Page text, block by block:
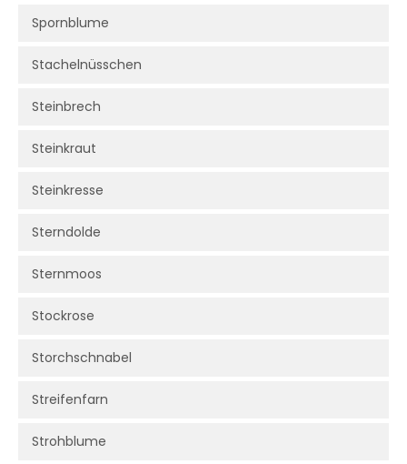
Spornblume
Stachelnüsschen
Steinbrech
Steinkraut
Steinkresse
Sterndolde
Sternmoos
Stockrose
Storchschnabel
Streifenfarn
Strohblume